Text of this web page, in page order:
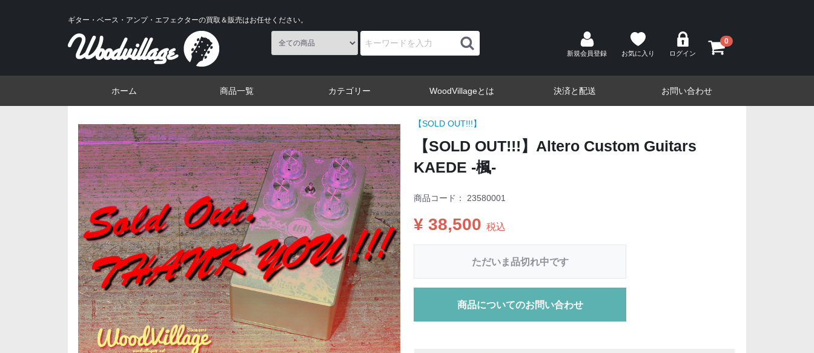
ギター・ベース・アンプ・エフェクターの買取＆販売はお任せください。
新規会員登録 お気に入り ログイン
0
ホーム 商品一覧 カテゴリー WoodVillageとは 決済と配送 お問い合わせ
【SOLD OUT!!!】
【SOLD OUT!!!】Altero Custom Guitars
KAEDE -楓-
商品コード： 23580001
¥ 38,500 税込
ただいま品切れ中です
商品についてのお問い合わせ